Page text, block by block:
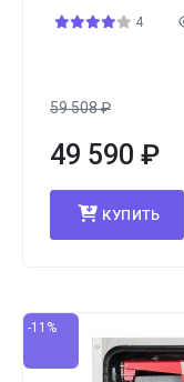
4
59 508₽
49 590 ₽
КУПИТЬ
-11%